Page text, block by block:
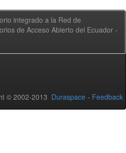
integrado a la Red de
de Acceso Abierto del Ecuador -
© 2002-2013 Duraspace - Feedback